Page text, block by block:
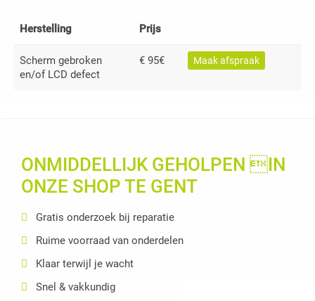
Herstelling Prijs
Scherm gebroken
en/of LCD defect
€ 95€ Maak afspraak
ONMIDDELLIJK GEHOLPEN IN
ONZE SHOP TE GENT
Gratis onderzoek bij reparatie
Ruime voorraad van onderdelen
Klaar terwijl je wacht
Snel & vakkundig